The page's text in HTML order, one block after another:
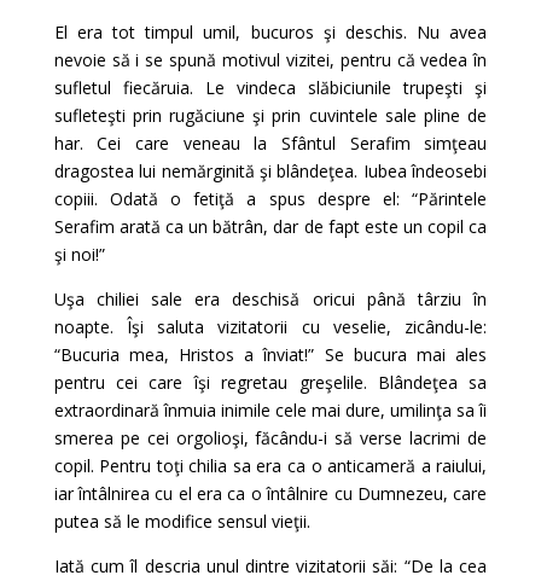
El era tot timpul umil, bucuros şi deschis. Nu avea
nevoie să i se spună motivul vizitei, pentru că vedea în
sufletul fiecăruia. Le vindeca slăbiciunile trupeşti şi
sufleteşti prin rugăciune şi prin cuvintele sale pline de
har. Cei care veneau la Sfântul Serafim simţeau
dragostea lui nemărginită şi blândeţea. Iubea îndeosebi
copiii. Odată o fetiţă a spus despre el: “Părintele
Serafim arată ca un bătrân, dar de fapt este un copil ca
şi noi!”
Uşa chiliei sale era deschisă oricui până târziu în
noapte. Îşi saluta vizitatorii cu veselie, zicându-le:
“Bucuria mea, Hristos a înviat!” Se bucura mai ales
pentru cei care îşi regretau greşelile. Blândeţea sa
extraordinară înmuia inimile cele mai dure, umilinţa sa îi
smerea pe cei orgolioşi, făcându-i să verse lacrimi de
copil. Pentru toţi chilia sa era ca o anticameră a raiului,
iar întâlnirea cu el era ca o întâlnire cu Dumnezeu, care
putea să le modifice sensul vieţii.
Iată cum îl descria unul dintre vizitatorii săi: “De la cea